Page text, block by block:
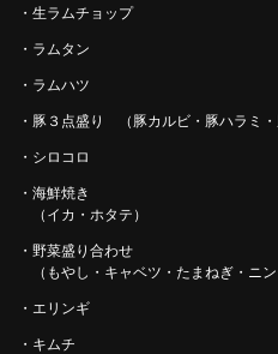
・生ラムチョップ
・ラムタン
・ラムハツ
・豚３点盛り （豚カルビ・豚ハラミ・
・シロコロ
・海鮮焼き
（イカ・ホタテ）
・野菜盛り合わせ
（もやし・キャベツ・たまねぎ・ニン
・エリンギ
・キムチ